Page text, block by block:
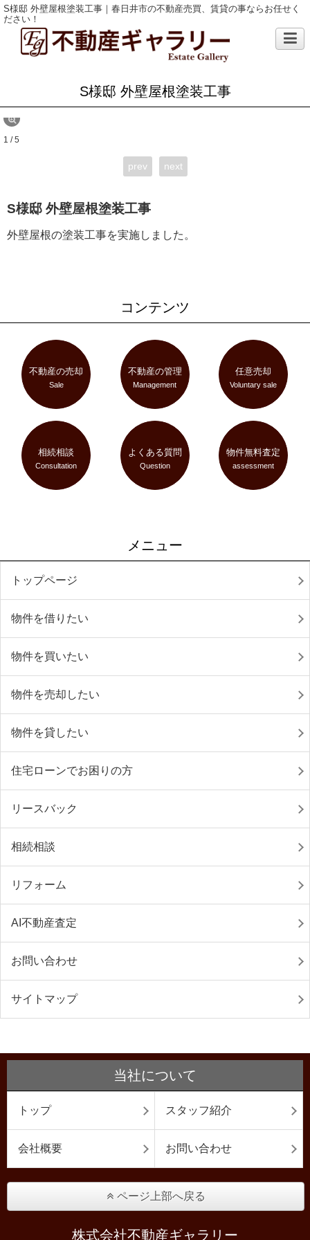
S様邸 外壁屋根塗装工事｜春日井市の不動産売買、賃貸の事ならお任せく
ださい！
S様邸 外壁屋根塗装工事
1 / 5
prev next
S様邸 外壁屋根塗装工事
外壁屋根の塗装工事を実施しました。
コンテンツ
不動産の売却
Sale
不動産の管理
Management
任意売却
Voluntary sale
相続相談
Consultation
よくある質問
Question
物件無料査定
assessment
メニュー
トップページ
物件を借りたい
物件を買いたい
物件を売却したい
物件を貸したい
住宅ローンでお困りの方
リースバック
相続相談
リフォーム
AI不動産査定
お問い合わせ
サイトマップ
当社について
トップ スタッフ紹介
会社概要 お問い合わせ
ページ上部へ戻る
株式会社不動産ギャラリー